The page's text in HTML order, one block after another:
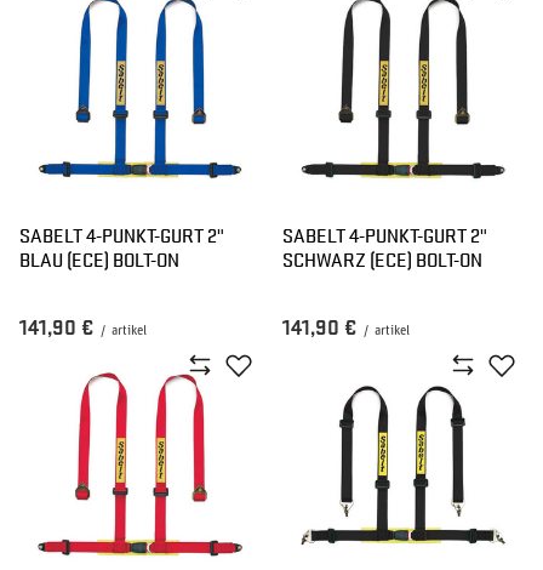
SABELT 4-PUNKT-GURT 2"
BLAU (ECE) BOLT-ON
141,90 € / artikel
SABELT 4-PUNKT-GURT 2"
SCHWARZ (ECE) BOLT-ON
141,90 € / artikel